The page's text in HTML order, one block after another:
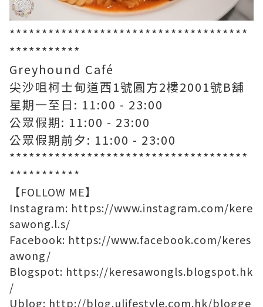
*************************************
***********
Greyhound Café
尖沙咀柯士甸道西1號圓方2樓2001號B舖
星期一至日: 11:00 - 23:00
公眾假期: 11:00 - 23:00
公眾假期前夕: 11:00 - 23:00
*************************************
***********
【FOLLOW ME】
Instagram: https://www.instagram.com/kere
sawong.l.s/
Facebook: https://www.facebook.com/keres
awong/
Blogspot: https://keresawongls.blogspot.hk
/
Ublog: http://blog.ulifestyle.com.hk/blogge